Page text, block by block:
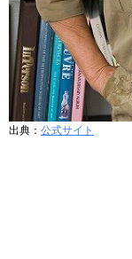
出典： 公式サイト